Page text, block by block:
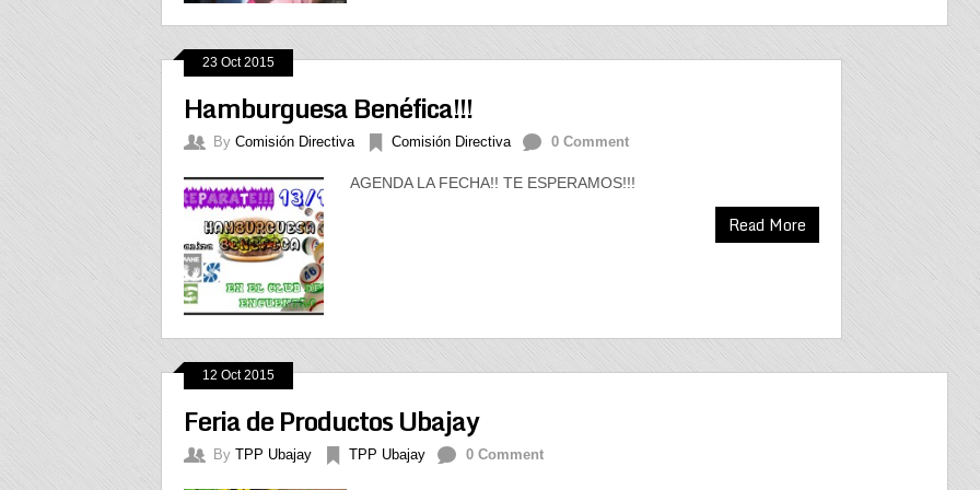
23 Oct 2015
Hamburguesa Benéfica!!!
By Comisión Directiva Comisión Directiva 0 Comment
AGENDA LA FECHA!! TE ESPERAMOS!!!
Read More
12 Oct 2015
Feria de Productos Ubajay
By TPP Ubajay TPP Ubajay 0 Comment